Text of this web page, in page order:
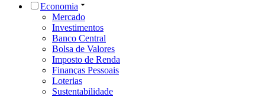
Economia
Mercado
Investimentos
Banco Central
Bolsa de Valores
Imposto de Renda
Finanças Pessoais
Loterias
Sustentabilidade